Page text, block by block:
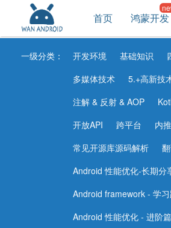
首页 鸿蒙开发
一级分类： 开发环境 基础知识
多媒体技术
5.+高新技
注解 & 反射 & AOP
开放API
跨平台 内推
常见开源库源码解析
Android 性能优化-长期分
Android framework - 学
Android 性能优化 - 进阶